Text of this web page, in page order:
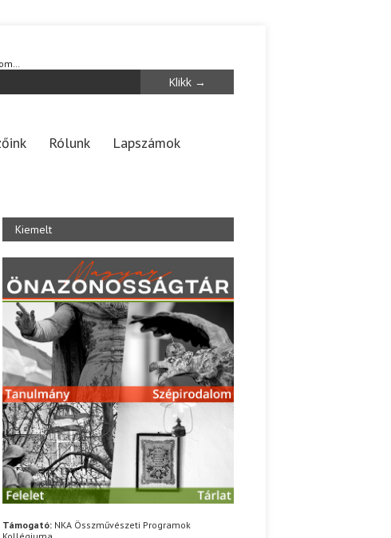
Rólunk
Lapszámok
Kiemelt
Támogató: NKA Összművészeti Programok